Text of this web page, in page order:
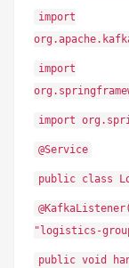
import
import
import
@Service
public class
"logistics-
public void